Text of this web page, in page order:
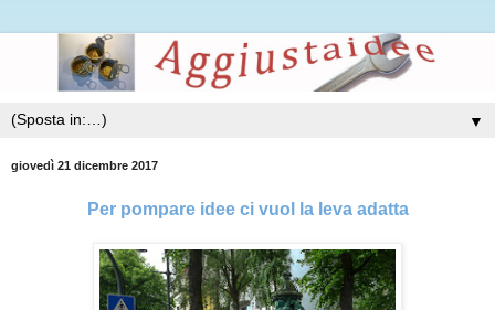
▼
giovedì 21 dicembre 2017
Per pompare idee ci vuol la leva adatta